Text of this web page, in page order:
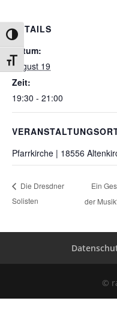
Umschalten auf hohe
Schrift vergrößern
DETAILS
Datum:
August 19
Zeit:
19:30 - 21:00
Pfarrkirche | 18556
Die Dresdner
Solisten
Ein
der
©